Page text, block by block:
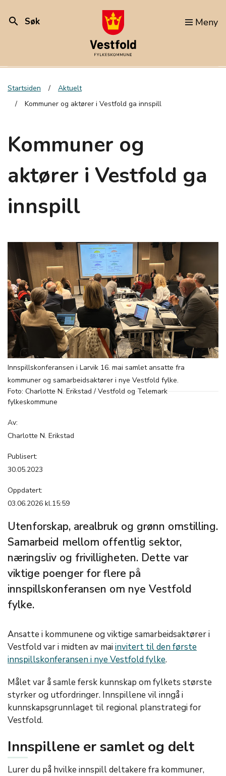
search Søk Meny
Startsiden
Aktuelt
Kommuner og aktører i Vestfold ga innspill
Kommuner og
aktører i Vestfold ga
innspill
Innspillskonferansen i Larvik 16. mai samlet ansatte fra
kommuner og samarbeidsaktører i nye Vestfold fylke.
Foto: Charlotte N. Erikstad / Vestfold og Telemark
fylkeskommune
Av:
Charlotte N. Erikstad
Publisert:
30.05.2023
Oppdatert:
03.06.2026 kl.15:59
Utenforskap, arealbruk og grønn omstilling.
Samarbeid mellom offentlig sektor,
næringsliv og frivilligheten. Dette var
viktige poenger for flere på
innspillskonferansen om nye Vestfold
fylke.
Ansatte i kommunene og viktige samarbeidsaktører i
Vestfold var i midten av maiinvitert til den første
innspillskonferansen i nye Vestfold fylke.
Målet var å samle fersk kunnskap om fylkets største
styrker og utfordringer. Innspillene vil inngå i
kunnskapsgrunnlaget til regional planstrategi for
Vestfold.
Innspillene er samlet og delt
Lurer du på hvilke innspill deltakere fra kommuner,